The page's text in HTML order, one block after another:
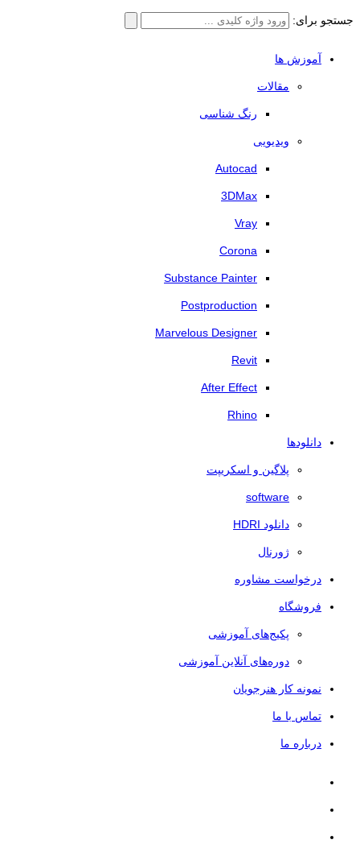
جستجو برای:
آموزش ها
مقالات
رنگ شناسی
ویدیویی
Autocad
3DMax
Vray
Corona
Substance Painter
Postproduction
Marvelous Designer
Revit
After Effect
Rhino
دانلودها
پلاگین و اسکریپت
software
دانلود HDRI
ژورنال
درخواست مشاوره
فروشگاه
پکیج‌های آموزشی
دوره‌های آنلاین آموزشی
نمونه کار هنرجویان
تماس با ما
درباره ما